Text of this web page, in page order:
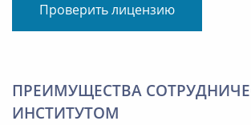
Проверить лицензию
ПРЕИМУЩЕСТВА
ИНСТИТУТОМ